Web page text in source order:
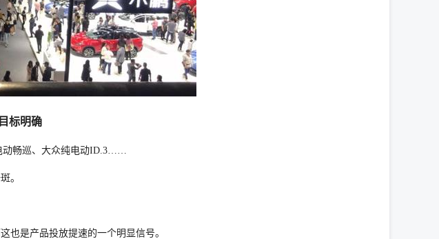
标明确
动畅巡、大众纯电动ID.3……
。
也是产品投放提速的一个明显信号。